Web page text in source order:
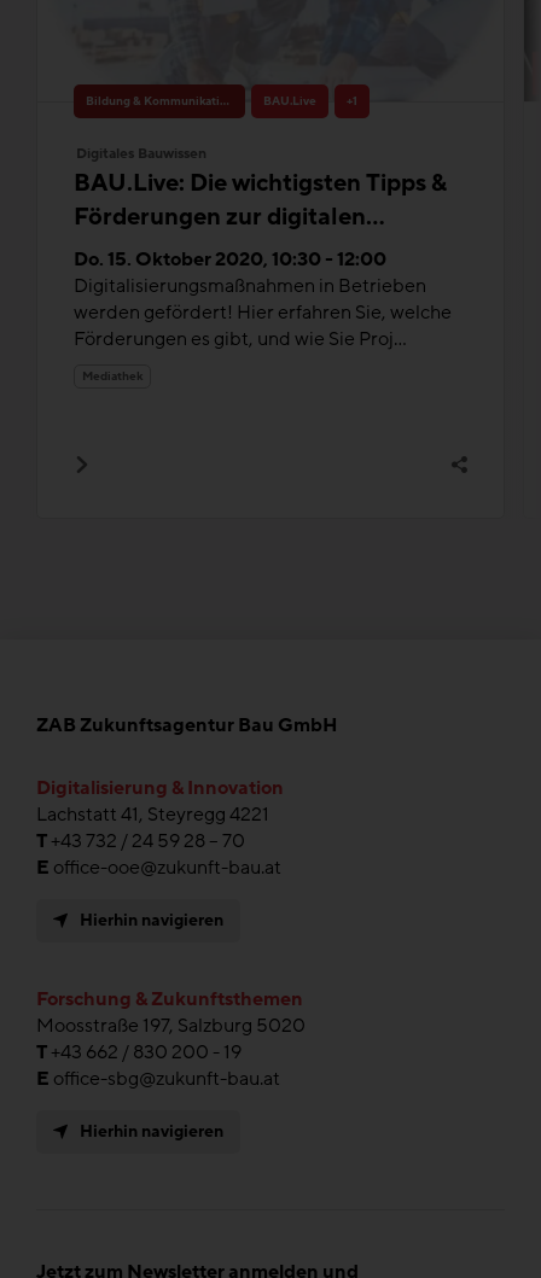
Bildung & Kommunikation BAU.Live +1
Digitales Bauwissen
BAU.Live: Die wichtigsten Tipps &
Förderungen zur digitalen
Veränderungen in Baubetrieben
Do. 15. Oktober 2020, 10:30 - 12:00
Digitalisierungsmaßnahmen in Betrieben
werden gefördert! Hier erfahren Sie, welche
Förderungen es gibt, und wie Sie Proj...
Mediathek
ZAB Zukunftsagentur Bau GmbH
Digitalisierung & Innovation
Lachstatt 41, Steyregg 4221
T+43 732 / 24 59 28 – 70
E office-ooe@zukunft-bau.at
Hierhin navigieren
Forschung & Zukunftsthemen
Moosstraße 197, Salzburg 5020
T+43 662 / 830 200 - 19
E office-sbg@zukunft-bau.at
Hierhin navigieren
Jetzt zum Newsletter anmelden und